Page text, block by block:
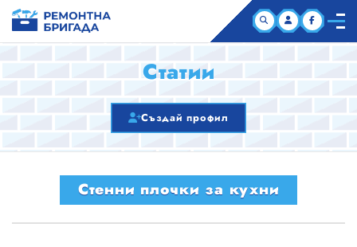
НАЧАЛО
КОМПАНИИ
ЗА НАС
Статии
Създай профил
Стенни плочки за кухни